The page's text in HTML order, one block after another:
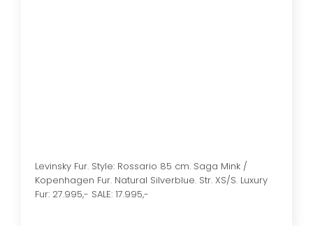
Levinsky Fur. Style: Rossario 85 cm. Saga Mink /
Kopenhagen Fur. Natural Silverblue. Str. XS/S. Luxury
Fur: 27.995,- SALE: 17.995,-